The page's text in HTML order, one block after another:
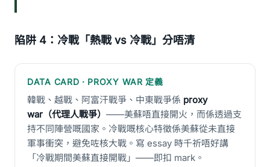
陷阱 4：冷戰「熱戰 vs 冷戰」分唔清
DATA CARD · PROXY WAR 定義
韓戰、越戰、阿富汗戰爭、中東戰爭係 proxy
war（代理人戰爭） ——美蘇唔直接開火，而係透過支
持不同陣營嘅國家。冷戰嘅核心特徵係美蘇從未直接
軍事衝突，避免咗核大戰。寫 essay 時千祈唔好講
「冷戰期間美蘇直接開戰」——即扣 mark。